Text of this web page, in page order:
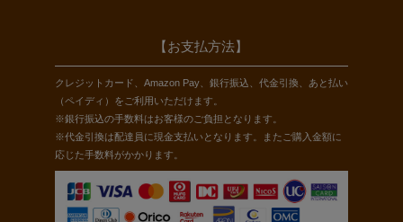
【お支払方法】
クレジットカード、Amazon Pay、銀行振込、代金引換、あと払い
（ペイディ）をご利用いただけます。
※銀行振込の手数料はお客様のご負担となります。
※代金引換は配達員に現金支払いとなります。またご購入金額に
応じた手数料がかかります。